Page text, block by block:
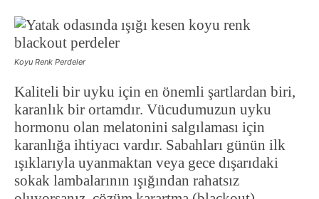
Koyu Renk Perdeler
Kaliteli bir uyku için en önemli şartlardan biri,
karanlık bir ortamdır. Vücudumuzun uyku
hormonu olan melatonini salgılaması için
karanlığa ihtiyacı vardır. Sabahları günün ilk
ışıklarıyla uyanmaktan veya gece dışarıdaki
sokak lambalarının ışığından rahatsız